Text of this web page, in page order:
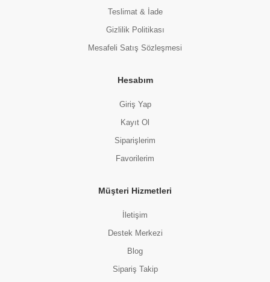
Teslimat & İade
Gizlilik Politikası
Mesafeli Satış Sözleşmesi
Hesabım
Giriş Yap
Kayıt Ol
Siparişlerim
Favorilerim
Müşteri Hizmetleri
İletişim
Destek Merkezi
Blog
Sipariş Takip